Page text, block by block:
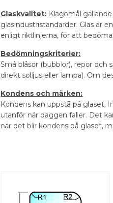
Glaskvalitet: Klagomål
glasindustristandarder. Glas är
enligt riktlinjerna, för att
Bedömningskriterier:
Små blåsor (bubblor), repor
direkt solljus eller lampa). Om
Kondens och märken:
Kondens kan uppstå på glaset.
utanför när daggen faller. Det
när det blir kondens på glaset,